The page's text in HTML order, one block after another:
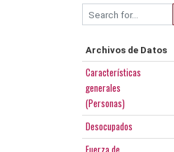
Archivos de Datos
Características
generales
(Personas)
Desocupados